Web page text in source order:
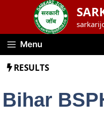
Menu
RESULTS
Bihar